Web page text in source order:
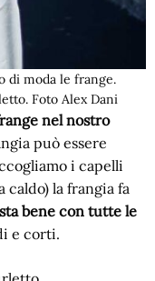
di moda le frange.
Foto Alex Dani
nel nostro
può essere
i capelli
caldo) la frangia fa
bene con tutte le
e corti.